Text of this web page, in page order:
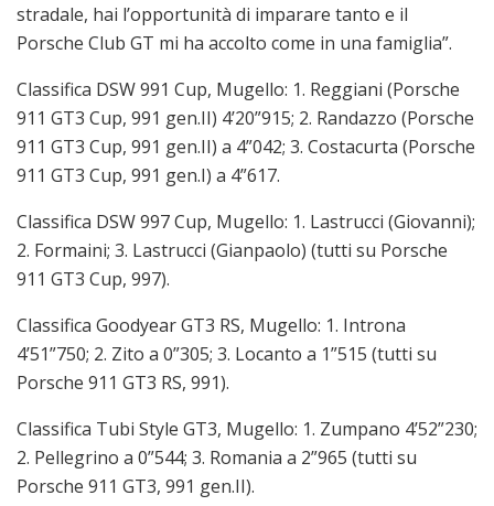
stradale, hai l’opportunità di imparare tanto e il
Porsche Club GT mi ha accolto come in una famiglia”.
Classifica DSW 991 Cup, Mugello: 1. Reggiani (Porsche
911 GT3 Cup, 991 gen.II) 4’20”915; 2. Randazzo (Porsche
911 GT3 Cup, 991 gen.II) a 4”042; 3. Costacurta (Porsche
911 GT3 Cup, 991 gen.I) a 4”617.
Classifica DSW 997 Cup, Mugello: 1. Lastrucci (Giovanni);
2. Formaini; 3. Lastrucci (Gianpaolo) (tutti su Porsche
911 GT3 Cup, 997).
Classifica Goodyear GT3 RS, Mugello: 1. Introna
4’51”750; 2. Zito a 0”305; 3. Locanto a 1”515 (tutti su
Porsche 911 GT3 RS, 991).
Classifica Tubi Style GT3, Mugello: 1. Zumpano 4’52”230;
2. Pellegrino a 0”544; 3. Romania a 2”965 (tutti su
Porsche 911 GT3, 991 gen.II).